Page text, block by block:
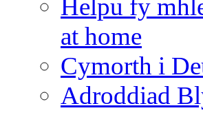
Helpu fy
at home
Cymorth i
Adroddiad